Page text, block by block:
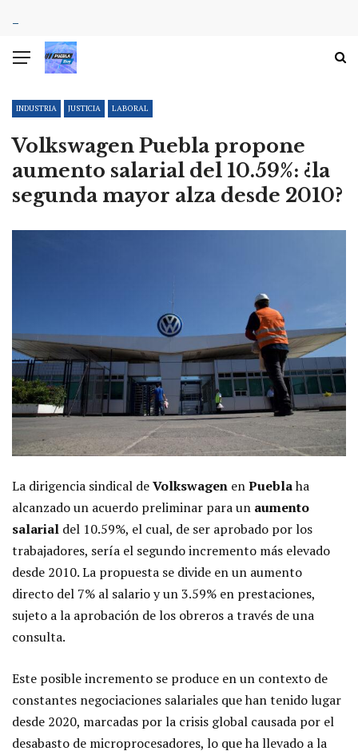
INDUSTRIA JUSTICIA LABORAL
Volkswagen Puebla propone
aumento salarial del 10.59%: ¿la
segunda mayor alza desde 2010?
La dirigencia sindical deVolkswagen enPueblaha
alcanzado un acuerdo preliminar para un aumento
salarial del 10.59%, el cual, de ser aprobado por los
trabajadores, sería el segundo incremento más elevado
desde 2010. La propuesta se divide en un aumento
directo del 7% al salario y un 3.59% en prestaciones,
sujeto a la aprobación de los obreros a través de una
consulta.
Este posible incremento se produce en un contexto de
constantes negociaciones salariales que han tenido lugar
desde 2020, marcadas por la crisis global causada por el
desabasto de microprocesadores, lo que ha llevado a la